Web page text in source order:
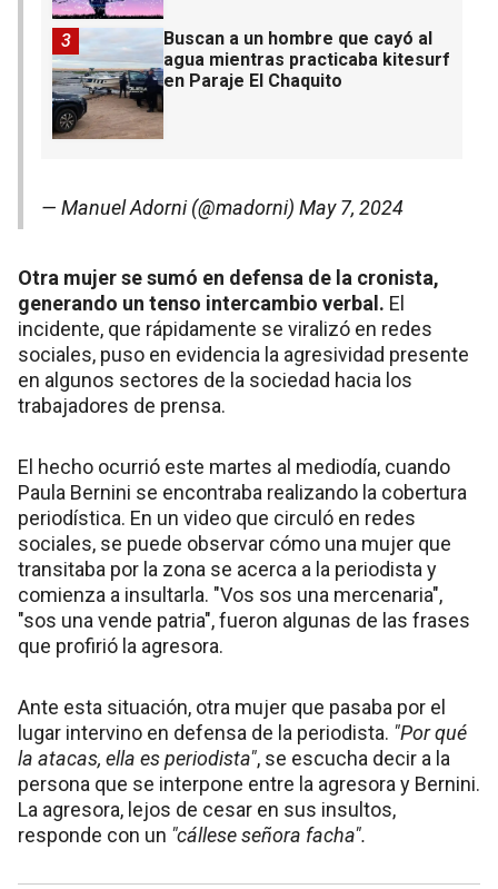
Buscan a un hombre que cayó al
agua mientras practicaba kitesurf
en Paraje El Chaquito
3
— Manuel Adorni (@madorni) May 7, 2024
Otra mujer se sumó en defensa de la cronista,
generando un tenso intercambio verbal. El
incidente, que rápidamente se viralizó en redes
sociales, puso en evidencia la agresividad presente
en algunos sectores de la sociedad hacia los
trabajadores de prensa.
El hecho ocurrió este martes al mediodía, cuando
Paula Bernini se encontraba realizando la cobertura
periodística. En un video que circuló en redes
sociales, se puede observar cómo una mujer que
transitaba por la zona se acerca a la periodista y
comienza a insultarla. "Vos sos una mercenaria",
"sos una vende patria", fueron algunas de las frases
que profirió la agresora.
Ante esta situación, otra mujer que pasaba por el
lugar intervino en defensa de la periodista. "Por qué
la atacas, ella es periodista", se escucha decir a la
persona que se interpone entre la agresora y Bernini.
La agresora, lejos de cesar en sus insultos,
responde con un "cállese señora facha".